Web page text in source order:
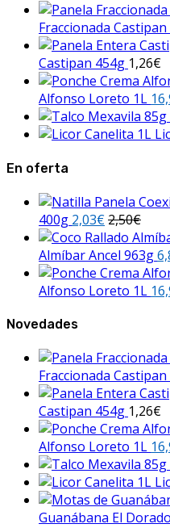
Fraccionada
Castipan 454g 1,26€
Alfonso Loreto 1L
En oferta
400g 2,03€2,50€
Almíbar Ancel 963g
Alfonso Loreto 1L
Novedades
Fraccionada
Castipan 454g 1,26€
Alfonso Loreto 1L
Guanábana El